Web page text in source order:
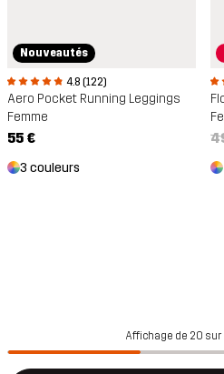
Nouveautés
4.8 (122)
Aero Pocket Running Leggings
Femme
55 €
3 couleurs
Affichage de 20